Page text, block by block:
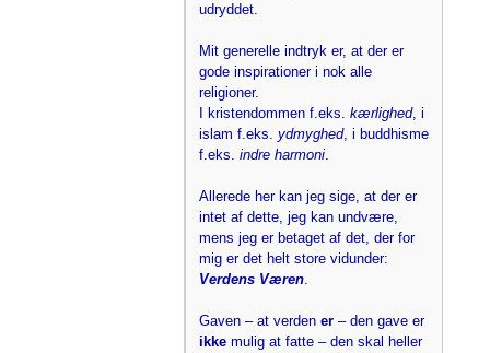
udryddet.
Mit generelle indtryk er, at der er
gode inspirationer i nok alle
religioner.
I kristendommen f.eks. kærlighed, i
islam f.eks. ydmyghed, i buddhisme
f.eks. indre harmoni.
Allerede her kan jeg sige, at der er
intet af dette, jeg kan undvære,
mens jeg er betaget af det, der for
mig er det helt store vidunder:
Verdens Væren.
Gaven – at verden er – den gave er
ikke mulig at fatte – den skal heller